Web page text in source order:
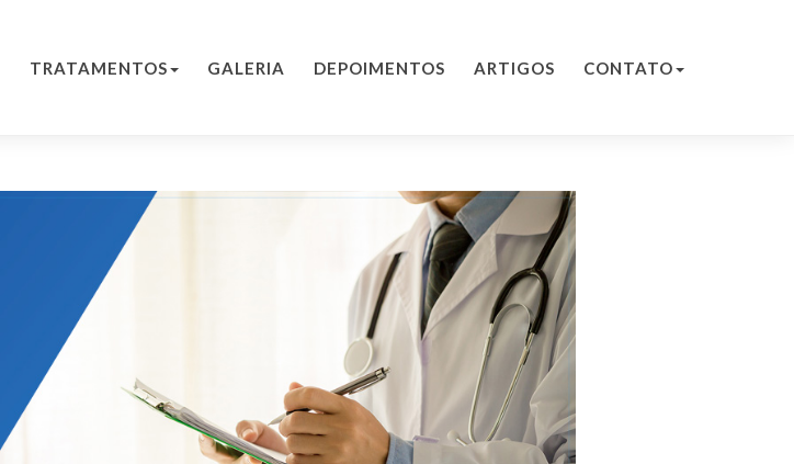
TRATAMENTOS GALERIA DEPOIMENTOS ARTIGOS CONTATO